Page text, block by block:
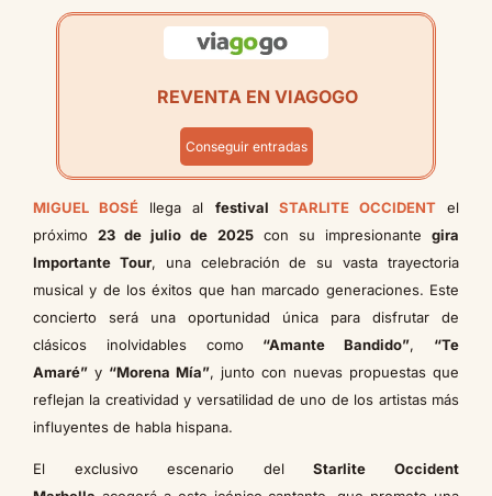
REVENTA EN VIAGOGO
Conseguir entradas
MIGUEL BOSÉ llega al festival STARLITE OCCIDENTel
próximo23 de julio de 2025con su impresionantegira
Importante Tour, una celebración de su vasta trayectoria
musical y de los éxitos que han marcado generaciones. Este
concierto será una oportunidad única para disfrutar de
clásicos inolvidables como “Amante Bandido”, “Te
Amaré” y “Morena Mía”, junto con nuevas propuestas que
reflejan la creatividad y versatilidad de uno de los artistas más
influyentes de habla hispana.
El exclusivo escenario delStarlite Occident